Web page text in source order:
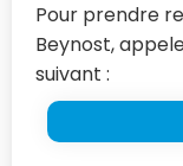
Pour prendre
Beynost,
suivant :